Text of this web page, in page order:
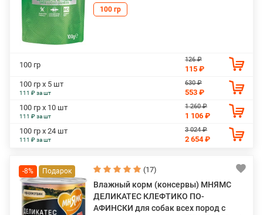
100 гр
100 гр
126 ₽
115 ₽
100 гр х 5 шт
111 ₽ за шт
630 ₽
553 ₽
100 гр х 10 шт
111 ₽ за шт
1 260 ₽
1 106 ₽
100 гр х 24 шт
111 ₽ за шт
3 024 ₽
2 654 ₽
-8% (17)
Влажный корм (консервы) МНЯМС
ДЕЛИКАТЕС КЛЕФТИКО ПО-
АФИНСКИ для собак всех пород с